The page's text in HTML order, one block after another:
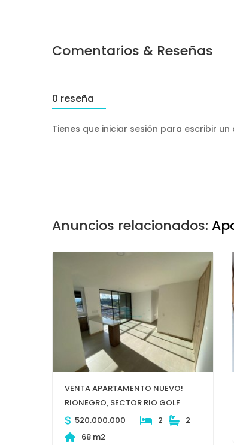
Comentarios & Reseñas
0 reseña
Tienes que iniciar sesión para escribir
Anuncios relacionados:
VENTA APARTAMENTO NUEVO!
RIONEGRO, SECTOR RIO GOLF
$ 520.000.000 2
2
68 m2